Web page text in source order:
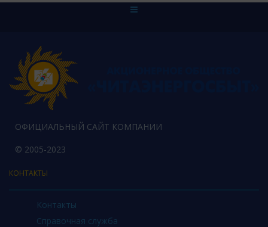
ОФИЦИАЛЬНЫЙ САЙТ КОМПАНИИ
© 2005-2023
КОНТАКТЫ
Контакты
Справочная служба